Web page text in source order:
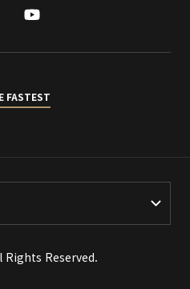
youtube
FASTEST
Rights Reserved.